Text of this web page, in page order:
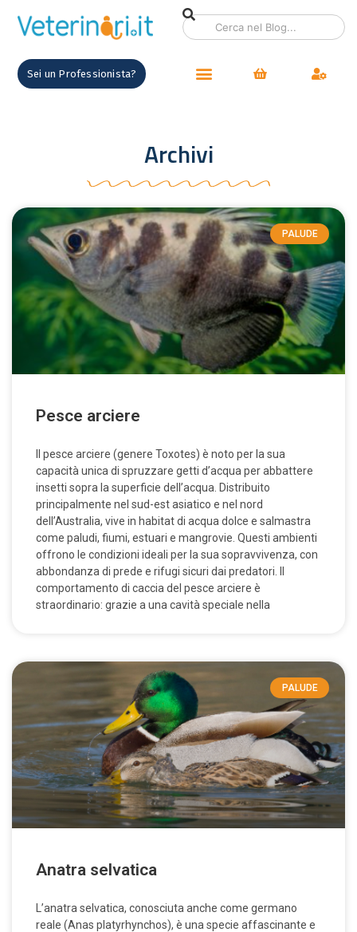
Sei un Professionista?
Archivi
PALUDE
Pesce arciere
Il pesce arciere (genere Toxotes) è noto per la sua
capacità unica di spruzzare getti d’acqua per abbattere
insetti sopra la superficie dell’acqua. Distribuito
principalmente nel sud-est asiatico e nel nord
dell’Australia, vive in habitat di acqua dolce e salmastra
come paludi, fiumi, estuari e mangrovie. Questi ambienti
offrono le condizioni ideali per la sua sopravvivenza, con
abbondanza di prede e rifugi sicuri dai predatori. Il
comportamento di caccia del pesce arciere è
straordinario: grazie a una cavità speciale nella
PALUDE
Anatra selvatica
L’anatra selvatica, conosciuta anche come germano
reale (Anas platyrhynchos), è una specie affascinante e